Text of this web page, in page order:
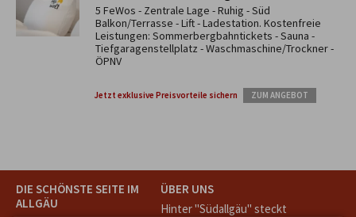
5 FeWos - Zentrale Lage - Ruhig - Süd
Balkon/Terrasse - Lift - Ladestation. Kostenfreie
Leistungen: Sommerbergbahntickets - Sauna -
Tiefgaragenstellplatz - Waschmaschine/Trockner -
ÖPNV
Jetzt exklusive Preisvorteile sichern ZUM ANGEBOT
DIE SCHÖNSTE SEITE IM
ALLGÄU
ÜBER UNS
Hinter "Südallgäu" steckt